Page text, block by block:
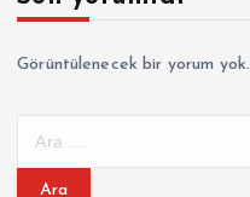
Görüntülenecek bir yorum yok.